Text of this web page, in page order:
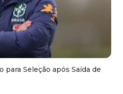
para Seleção após Saída de